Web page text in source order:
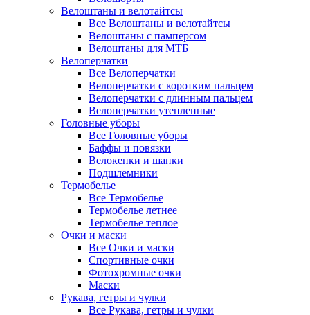
Велоштаны и велотайтсы
Все Велоштаны и велотайтсы
Велоштаны с памперсом
Велоштаны для МТБ
Велоперчатки
Все Велоперчатки
Велоперчатки с коротким пальцем
Велоперчатки с длинным пальцем
Велоперчатки утепленные
Головные уборы
Все Головные уборы
Баффы и повязки
Велокепки и шапки
Подшлемники
Термобелье
Все Термобелье
Термобелье летнее
Термобелье теплое
Очки и маски
Все Очки и маски
Спортивные очки
Фотохромные очки
Маски
Рукава, гетры и чулки
Все Рукава, гетры и чулки